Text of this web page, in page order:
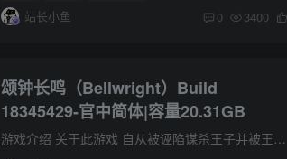
站长小鱼 0 3400
颂钟长鸣（Bellwright）Build
18345429-官中简体|容量20.31GB
游戏介绍 关于此游戏 自从被诬陷谋杀王子并被王庭判处死刑后，您一直活在阴影之中。在侥幸的又一次逃过刺客的暗杀后，您发现了了一张刺客的合同，事情的走向开始变得扑朔迷离 - 您被诬陷仅仅是...